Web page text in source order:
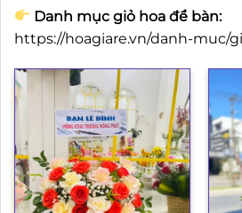
Danh mục giỏ hoa để bàn:
https://hoagiare.vn/danh-muc/